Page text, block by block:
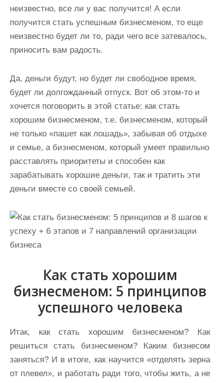
неизвестно, все ли у вас получится! А если
получится стать успешным бизнесменом, то еще
неизвестно будет ли то, ради чего все затевалось,
приносить вам радость.
Да, деньги будут, но будет ли свободное время,
будет ли долгожданный отпуск. Вот об этом-то и
хочется поговорить в этой статье: как стать
хорошим бизнесменом, т.е. бизнесменом, который
не только «пашет как лошадь», забывая об отдыхе
и семье, а бизнесменом, который умеет правильно
расставлять приоритеты и способен как
зарабатывать хорошие деньги, так и тратить эти
деньги вместе со своей семьей.
Как стать хорошим
бизнесменом: 5 принципов
успешного человека
Итак, как стать хорошим бизнесменом? Как
решиться стать бизнесменом? Каким бизнесом
заняться? И в итоге, как научится «отделять зерна
от плевел», и работать ради того, чтобы жить, а не